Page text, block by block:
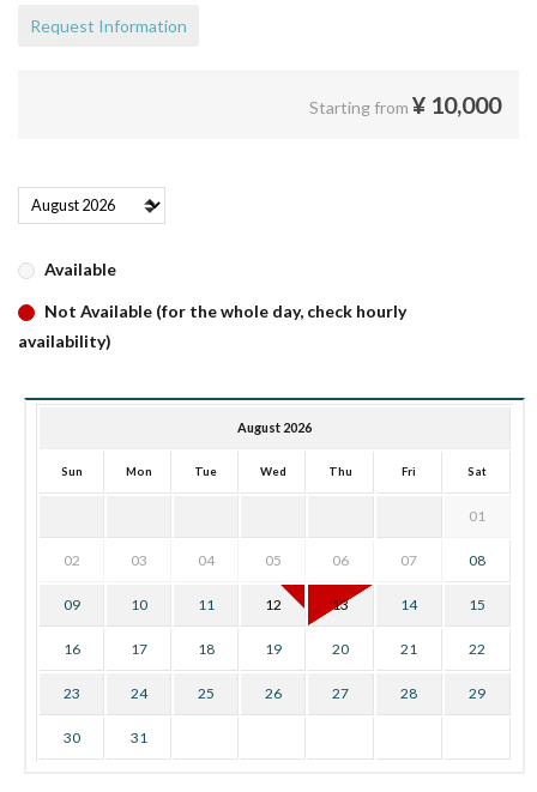
Request Information
Starting from ¥ 10,000
Available
Not Available (for the whole day, check hourly
availability)
August 2026
Sun Mon Tue Wed Thu Fri Sat
01
02 03 04 05 06 07 08
09 10 11 12 13 14 15
16 17 18 19 20 21 22
23 24 25 26 27 28 29
30 31